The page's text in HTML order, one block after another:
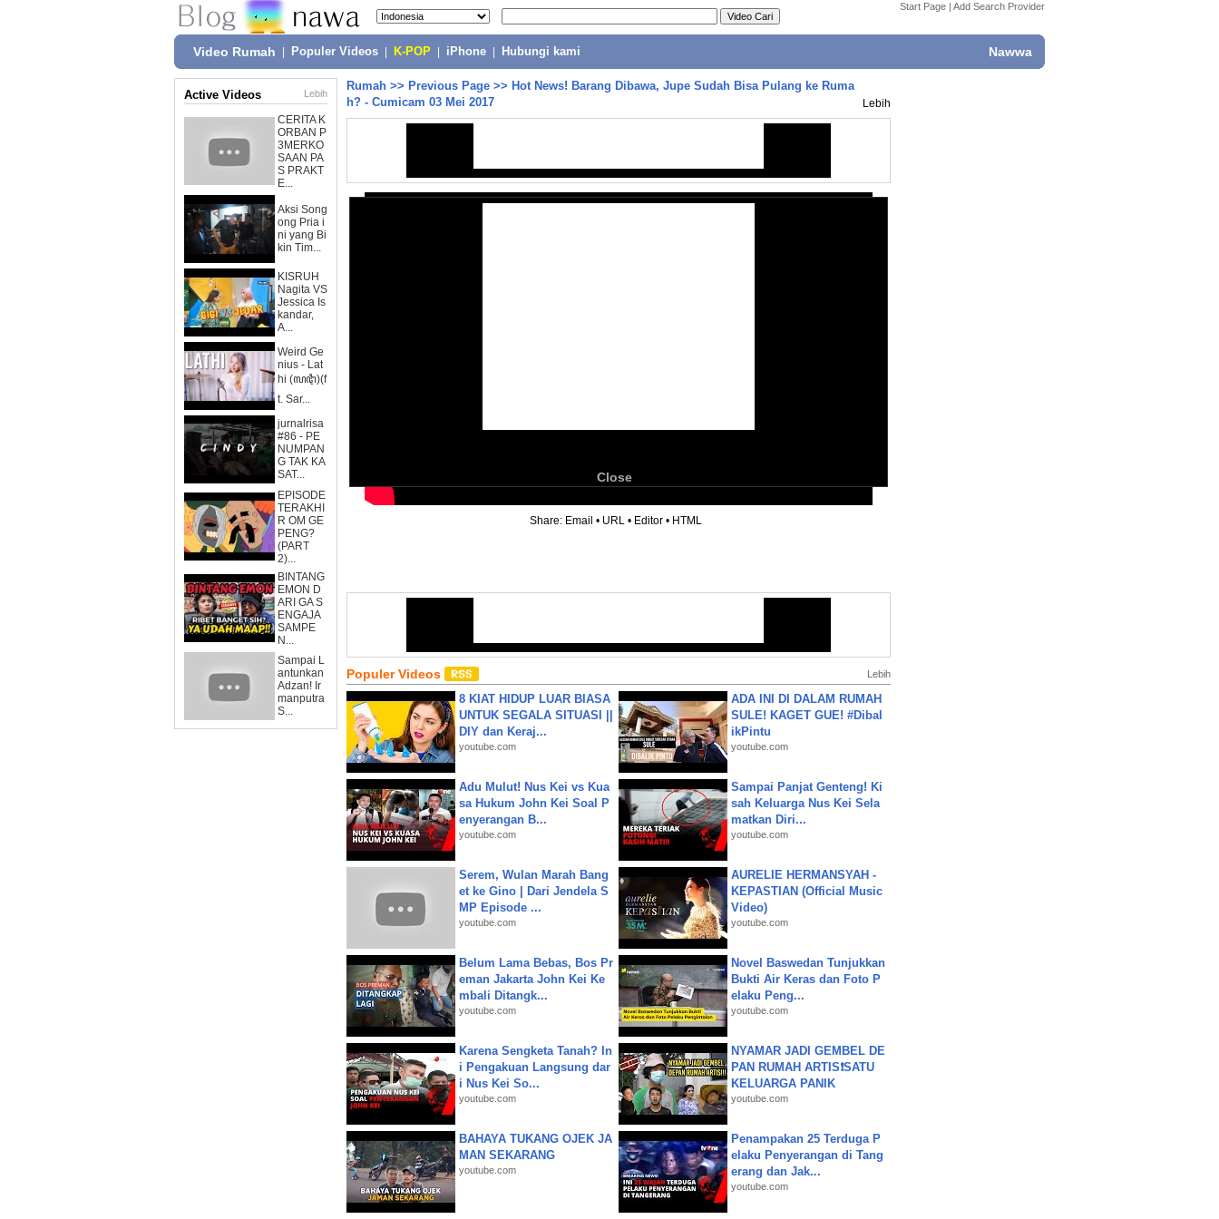
Start Page | Add Search Provider
Video Rumah Populer Videos K-POP iPhone Hubungi kami Nawwa
Active Videos Lebih
CERITA K
ORBAN P
3MERKO
SAAN PA
S PRAKT
E...
Aksi Song
ong Pria i
ni yang Bi
kin Tim...
KISRUH
Nagita VS
Jessica Is
kandar,
A...
Weird Ge
nius - Lat
hi (ꦭꦛꦶ)(f
t. Sar...
jurnalrisa
#86 - PE
NUMPAN
G TAK KA
SAT...
EPISODE
TERAKHI
R OM GE
PENG?
(PART
2)...
BINTANG
EMON D
ARI GA S
ENGAJA
SAMPE
N...
Sampai L
antunkan
Adzan! Ir
manputra
S...
Rumah >> Previous Page >> Hot News! Barang Dibawa, Jupe Sudah Bisa Pulang ke Ruma
h? - Cumicam 03 Mei 2017
Lebih
Close
Share: Email • URL • Editor • HTML
Populer Videos Lebih
8 KIAT HIDUP LUAR BIASA
UNTUK SEGALA SITUASI ||
DIY dan Keraj...
youtube.com
ADA INI DI DALAM RUMAH
SULE! KAGET GUE! #Dibal
ikPintu
youtube.com
Adu Mulut! Nus Kei vs Kua
sa Hukum John Kei Soal P
enyerangan B...
youtube.com
Sampai Panjat Genteng! Ki
sah Keluarga Nus Kei Sela
matkan Diri...
youtube.com
Serem, Wulan Marah Bang
et ke Gino | Dari Jendela S
MP Episode ...
youtube.com
AURELIE HERMANSYAH -
KEPASTIAN (Official Music
Video)
youtube.com
Belum Lama Bebas, Bos Pr
eman Jakarta John Kei Ke
mbali Ditangk...
youtube.com
Novel Baswedan Tunjukkan
Bukti Air Keras dan Foto P
elaku Peng...
youtube.com
Karena Sengketa Tanah? In
i Pengakuan Langsung dar
i Nus Kei So...
youtube.com
NYAMAR JADI GEMBEL DE
PAN RUMAH ARTIS❗SATU
KELUARGA PANIK
youtube.com
BAHAYA TUKANG OJEK JA
MAN SEKARANG
youtube.com
Penampakan 25 Terduga P
elaku Penyerangan di Tang
erang dan Jak...
youtube.com